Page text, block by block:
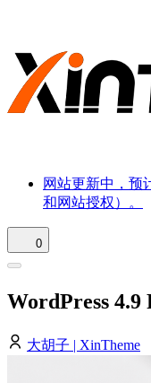
网站更新中，预
和网站授权）。
0
WordPress 4.9
大胡子 | XinTheme